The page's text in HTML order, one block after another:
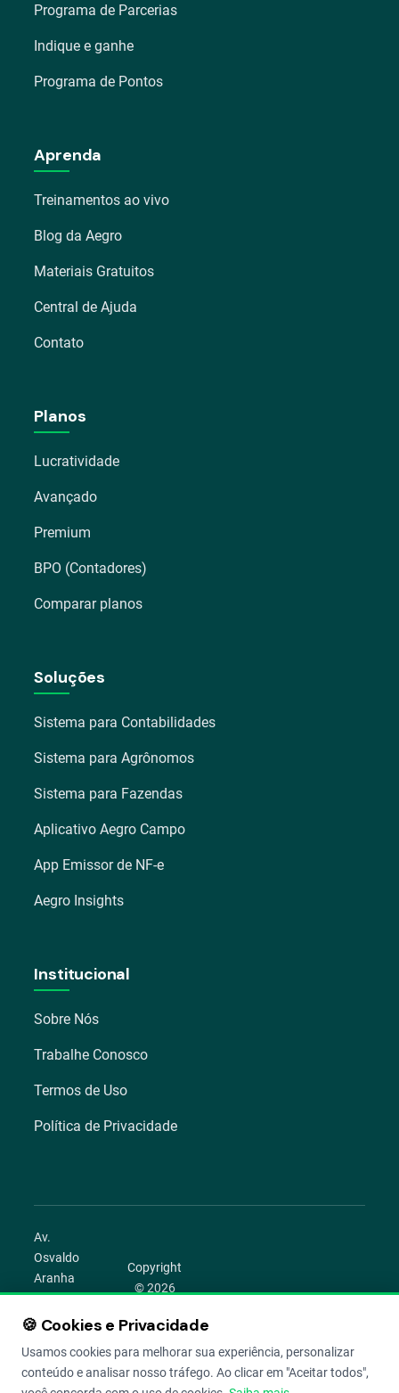
Programa de Parcerias
Indique e ganhe
Programa de Pontos
Aprenda
Treinamentos ao vivo
Blog da Aegro
Materiais Gratuitos
Central de Ajuda
Contato
Planos
Lucratividade
Avançado
Premium
BPO (Contadores)
Comparar planos
Soluções
Sistema para Contabilidades
Sistema para Agrônomos
Sistema para Fazendas
Aplicativo Aegro Campo
App Emissor de NF-e
Aegro Insights
Institucional
Sobre Nós
Trabalhe Conosco
Termos de Uso
Política de Privacidade
Av.
Osvaldo
Aranha
1022 –
Bom
Porto
Alegre –
Copyright
© 2026
Todos os
direitos
reservados.
🍪 Cookies e Privacidade
Usamos cookies para melhorar sua experiência, personalizar
conteúdo e analisar nosso tráfego. Ao clicar em "Aceitar todos",